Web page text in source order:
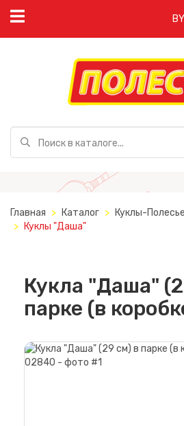
BY
Главная Каталог Куклы-Полесье
Куклы "Даша"
Кукла "Даша"
парке (в